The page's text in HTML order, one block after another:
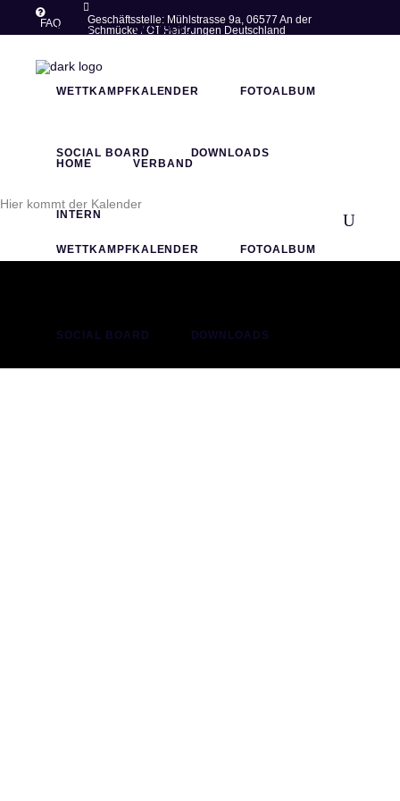
FAQ
Geschäftsstelle: Mühlstrasse 9a, 06577 An der
Schmücke / OT Heldrungen Deutschland
HOME VERBAND
WETTKAMPFKALENDER FOTOALBUM
SOCIAL BOARD DOWNLOADS
HOME VERBAND
WETTKAMPFKALENDER FOTOALBUM
SOCIAL BOARD DOWNLOADS
INTERN
Hier kommt der Kalender